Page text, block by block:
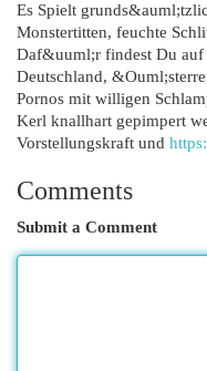
Es Spielt
Monstertitten, feuchte
Daf&uuml;r findest Du auf
Deutschland,
Pornos mit willigen
Kerl knallhart gepimpert
Vorstellungskraft und
Comments
Submit a Comment